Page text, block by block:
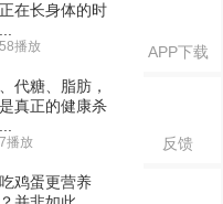
APP下载
反馈
在长身体的时
播放
代糖、脂肪，
真正的健康杀
播放
鸡蛋更营养